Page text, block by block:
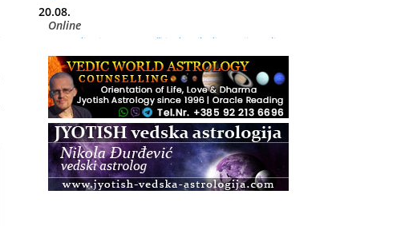
20.08.
Online
Radionica: Pomagači iz drugih dimenzija Online –
otvoreno za sve
21.08.
Zagreb+Online
Osnovni ThetaHealing® tečaj, Zagreb i Online
22.08.
Zagreb
Osnovna radionica za izscjeljivanje pranom (Basic
Pranic Healing course)
Pula